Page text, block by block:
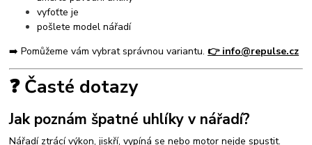
vyfoťte je
pošlete model nářadí
➡️ Pomůžeme vám vybrat správnou variantu.👉 info@repulse.cz
❓ Časté dotazy
Jak poznám špatné uhlíky v nářadí?
Nářadí ztrácí výkon, jiskří, vypíná se nebo motor nejde spustit.